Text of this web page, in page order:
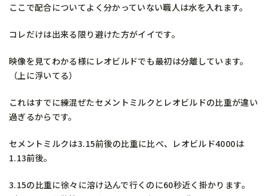
ここで配合についてよく分かっていない職人は水を入れます。
コレだけは出来る限り避けた方がイイです。
映像を見てわかる様にレオビルドでも最初は分離しています。
（上に浮いてる）
これはすでに練混ぜたセメントミルクとレオビルドの比重が違い
過ぎるからです。
セメントミルクは3.15前後の比重に比べ、レオビルド4000は
1.13前後。
3.15の比重に徐々に溶け込んで行くのに60秒近く掛かります。